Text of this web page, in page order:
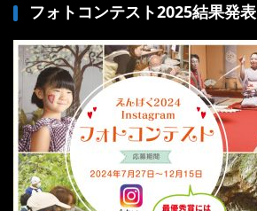
フォトコンテスト2025結果発表